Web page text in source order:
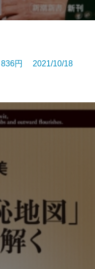
円 2021/10/18